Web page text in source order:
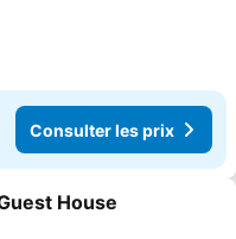
Consulter les prix
à mes favoris
House